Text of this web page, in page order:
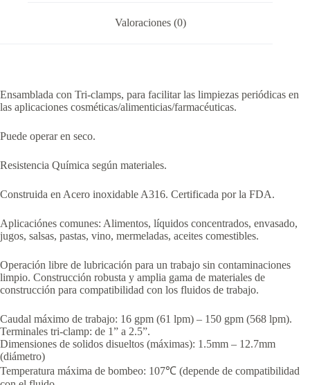
Valoraciones (0)
Ensamblada con Tri-clamps, para facilitar las limpiezas periódicas en
las aplicaciones cosméticas/alimenticias/farmacéuticas.
Puede operar en seco.
Resistencia Química según materiales.
Construida en Acero inoxidable A316. Certificada por la FDA.
Aplicaciónes comunes: Alimentos, líquidos concentrados, envasado,
jugos, salsas, pastas, vino, mermeladas, aceites comestibles.
Operación libre de lubricación para un trabajo sin contaminaciones
limpio. Construcción robusta y amplia gama de materiales de
construcción para compatibilidad con los fluidos de trabajo.
Caudal máximo de trabajo: 16 gpm (61 lpm) – 150 gpm (568 lpm).
Terminales tri-clamp: de 1” a 2.5”.
Dimensiones de solidos disueltos (máximas): 1.5mm – 12.7mm
(diámetro)
Temperatura máxima de bombeo: 107℃ (depende de compatibilidad